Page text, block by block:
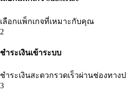
เลือกแพ็กเกจที่เหมาะกับคุณ
2
ชำระเงินเข้าระบบ
ชำระเงินสะดวกรวดเร็วผ่านช่องทา
3